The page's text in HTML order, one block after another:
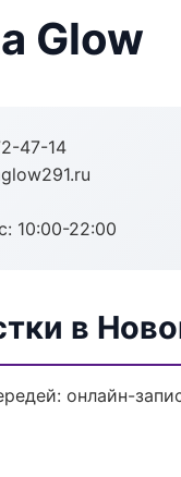
Glow
47-14
10:00-22:00
в
онлайн-